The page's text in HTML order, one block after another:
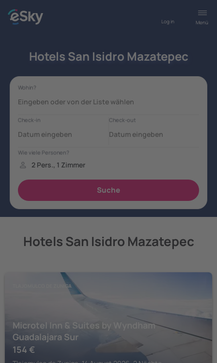
Menü
Log in
Hotels San Isidro Mazatepec
Hotels San Isidro Mazatepec
TLAJOMULCO DE ZUNIGA
Microtel Inn & Suites by Wyndham
Guadalajara Sur
154 €